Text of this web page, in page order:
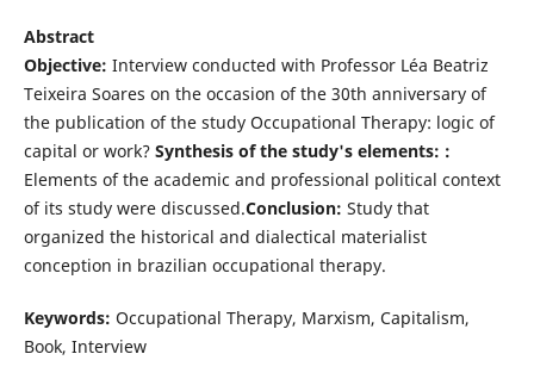
Abstract
Objective: Interview conducted with Professor Léa Beatriz
Teixeira Soares on the occasion of the 30th anniversary of
the publication of the study Occupational Therapy: logic of
capital or work? Synthesis of the study's elements: :
Elements of the academic and professional political context
of its study were discussed.Conclusion: Study that
organized the historical and dialectical materialist
conception in brazilian occupational therapy.
Keywords: Occupational Therapy, Marxism, Capitalism,
Book, Interview